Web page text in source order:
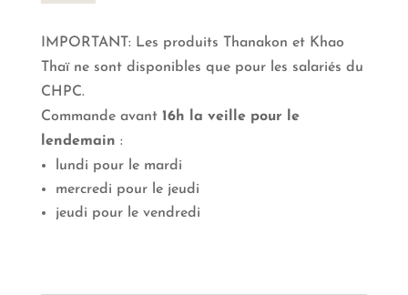
AIMPORTANT: Les produits Thanakon et Khao
Thaï ne sont disponibles que pour les salariés du
CHPC.
Commande avant 16h la veille pour le
lendemain :
lundi pour le mardi
mercredi pour le jeudi
jeudi pour le vendredi